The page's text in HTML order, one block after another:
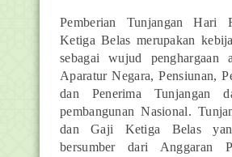
Pemberian Tunjangan Hari
Ketiga Belas merupakan
sebagai wujud penghargaan
Aparatur Negara, Pensiunan,
dan Penerima Tunjangan
pembangunan Nasional.
dan Gaji Ketiga Belas
bersumber dari Anggaran